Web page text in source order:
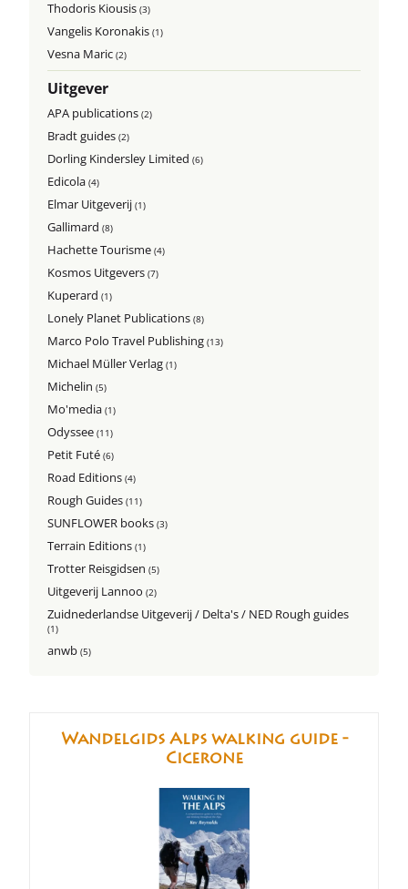
Thodoris Kiousis(3)
Vangelis Koronakis(1)
Vesna Maric(2)
Uitgever
APA publications(2)
Bradt guides(2)
Dorling Kindersley Limited(6)
Edicola(4)
Elmar Uitgeverij(1)
Gallimard(8)
Hachette Tourisme(4)
Kosmos Uitgevers(7)
Kuperard(1)
Lonely Planet Publications(8)
Marco Polo Travel Publishing(13)
Michael Müller Verlag(1)
Michelin(5)
Mo'media(1)
Odyssee(11)
Petit Futé(6)
Road Editions(4)
Rough Guides(11)
SUNFLOWER books(3)
Terrain Editions(1)
Trotter Reisgidsen(5)
Uitgeverij Lannoo(2)
Zuidnederlandse Uitgeverij / Delta's / NED Rough guides
(1)
anwb(5)
Wandelgids Alps walking guide -
Cicerone